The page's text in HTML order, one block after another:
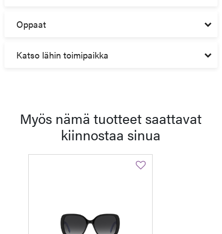
Oppaat
Katso lähin toimipaikka
Myös nämä tuotteet saattavat
kiinnostaa sinua